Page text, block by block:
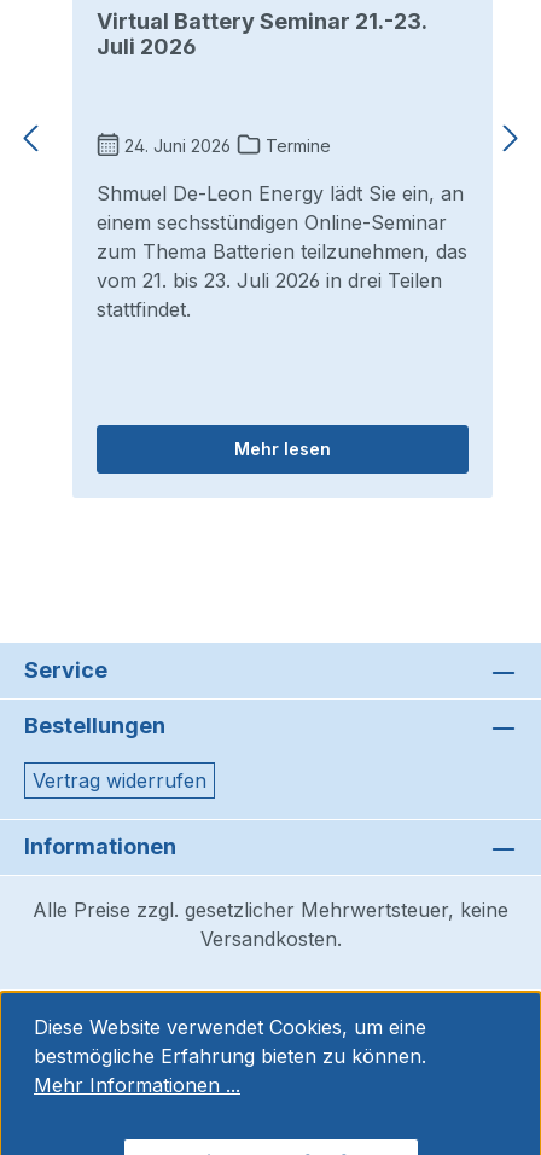
Virtual Battery Seminar 21.-23.
Juli 2026
24. Juni 2026 Termine
Shmuel De-Leon Energy lädt Sie ein, an
einem sechsstündigen Online-Seminar
zum Thema Batterien teilzunehmen, das
vom 21. bis 23. Juli 2026 in drei Teilen
stattfindet.
Mehr lesen
Service
Bestellungen
Vertrag widerrufen
Informationen
Alle Preise zzgl. gesetzlicher Mehrwertsteuer, keine
Versandkosten.
Diese Website verwendet Cookies, um eine
bestmögliche Erfahrung bieten zu können.
Mehr Informationen ...